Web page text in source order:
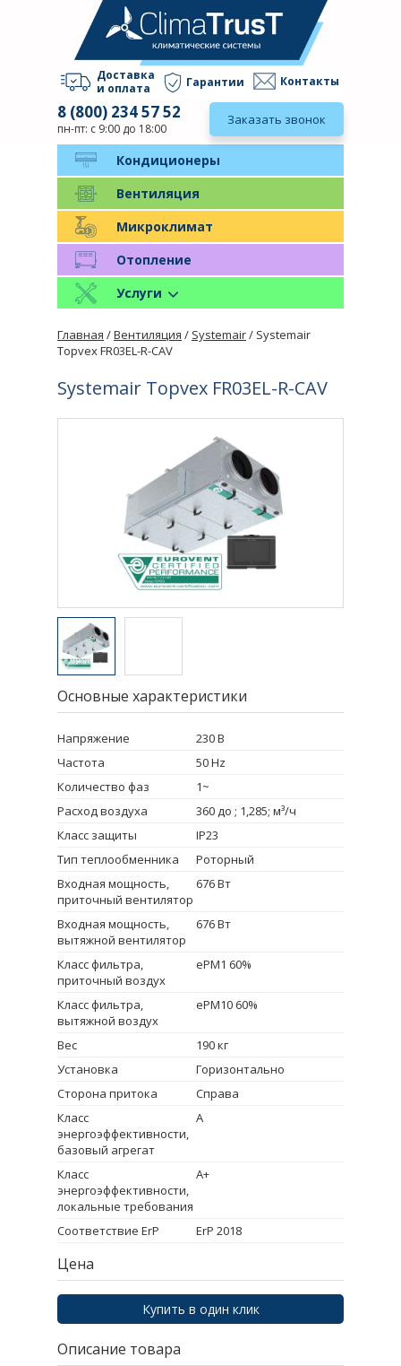
Доставка
и оплата
Гарантии Контакты
8 (800) 234 57 52
пн-пт: с 9:00 до 18:00
Заказать звонок
Кондиционеры
Вентиляция
Микроклимат
Отопление
Услуги
Главная /Вентиляция / Systemair/ Systemair
Topvex FR03EL-R-CAV
Systemair Topvex FR03EL-R-CAV
Основные характеристики
Напряжение
230 В
Частота
50 Hz
Количество фаз
1~
Расход воздуха
360 до ; 1,285; м³/ч
Класс защиты
IP23
Тип теплообменника
Роторный
Входная мощность,
приточный вентилятор
676 Вт
Входная мощность,
вытяжной вентилятор
676 Вт
Класс фильтра,
приточный воздух
ePM1 60%
Класс фильтра,
вытяжной воздух
ePM10 60%
Вес
190 кг
Установка
Горизонтально
Сторона притока
Справа
Класс
энергоэффективности,
базовый агрегат
А
Класс
энергоэффективности,
локальные требования
А+
Соответствие ErP ErP 2018
Цена
Купить в один клик
Описание товара